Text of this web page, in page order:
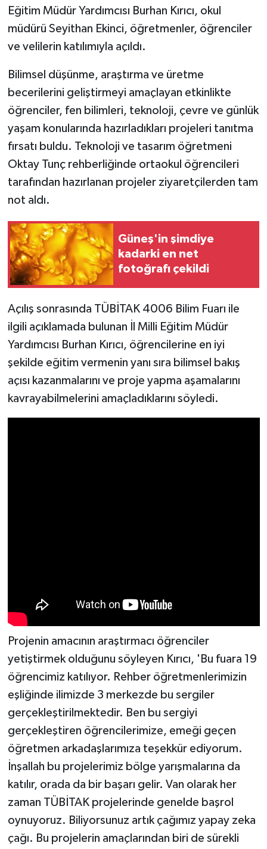
Eğitim Müdür Yardımcısı Burhan Kırıcı, okul
müdürü Seyithan Ekinci, öğretmenler, öğrenciler
ve velilerin katılımıyla açıldı.
Bilimsel düşünme, araştırma ve üretme
becerilerini geliştirmeyi amaçlayan etkinlikte
öğrenciler, fen bilimleri, teknoloji, çevre ve günlük
yaşam konularında hazırladıkları projeleri tanıtma
fırsatı buldu. Teknoloji ve tasarım öğretmeni
Oktay Tunç rehberliğinde ortaokul öğrencileri
tarafından hazırlanan projeler ziyaretçilerden tam
not aldı.
Güneş'in şimdiye
kadarki en net
fotoğrafı çekildi
Açılış sonrasında TÜBİTAK 4006 Bilim Fuarı ile
ilgili açıklamada bulunan İl Milli Eğitim Müdür
Yardımcısı Burhan Kırıcı, öğrencilerine en iyi
şekilde eğitim vermenin yanı sıra bilimsel bakış
açısı kazanmalarını ve proje yapma aşamalarını
kavrayabilmelerini amaçladıklarını söyledi.
Projenin amacının araştırmacı öğrenciler
yetiştirmek olduğunu söyleyen Kırıcı, 'Bu fuara 19
öğrencimiz katılıyor. Rehber öğretmenlerimizin
eşliğinde ilimizde 3 merkezde bu sergiler
gerçekleştirilmektedir. Ben bu sergiyi
gerçekleştiren öğrencilerimize, emeği geçen
öğretmen arkadaşlarımıza teşekkür ediyorum.
İnşallah bu projelerimiz bölge yarışmalarına da
katılır, orada da bir başarı gelir. Van olarak her
zaman TÜBİTAK projelerinde genelde başrol
oynuyoruz. Biliyorsunuz artık çağımız yapay zeka
çağı. Bu projelerin amaçlarından biri de sürekli